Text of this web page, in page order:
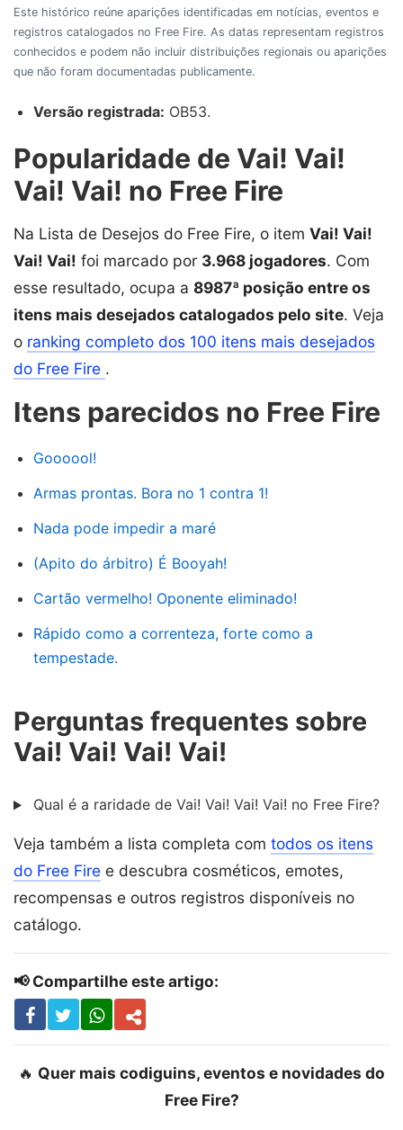
Este histórico reúne aparições identificadas em notícias, eventos e
registros catalogados no Free Fire. As datas representam registros
conhecidos e podem não incluir distribuições regionais ou aparições
que não foram documentadas publicamente.
Versão registrada: OB53.
Popularidade de Vai! Vai!
Vai! Vai! no Free Fire
Na Lista de Desejos do Free Fire, o item Vai! Vai!
Vai! Vai! foi marcado por 3.968 jogadores. Com
esse resultado, ocupa a 8987ª posição entre os
itens mais desejados catalogados pelo site. Veja
o ranking completo dos 100 itens mais desejados
do Free Fire .
Itens parecidos no Free Fire
Goooool!
Armas prontas. Bora no 1 contra 1!
Nada pode impedir a maré
(Apito do árbitro) É Booyah!
Cartão vermelho! Oponente eliminado!
Rápido como a correnteza, forte como a
tempestade.
Perguntas frequentes sobre
Vai! Vai! Vai! Vai!
Qual é a raridade de Vai! Vai! Vai! Vai! no Free Fire?
Veja também a lista completa com todos os itens
do Free Fire e descubra cosméticos, emotes,
recompensas e outros registros disponíveis no
catálogo.
📢 Compartilhe este artigo:
🔥 Quer mais codiguins, eventos e novidades do
Free Fire?